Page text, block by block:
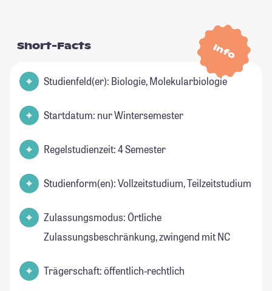
Info
Short-Facts
Studienfeld(er): Biologie, Molekularbiologie
Startdatum: nur Wintersemester
Regelstudienzeit: 4 Semester
Studienform(en): Vollzeitstudium, Teilzeitstudium
Zulassungsmodus: Örtliche
Zulassungsbeschränkung, zwingend mit NC
Trägerschaft: öffentlich-rechtlich